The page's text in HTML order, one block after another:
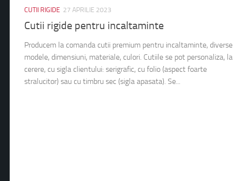
CUTII RIGIDE 27 APRILIE 2023
Cutii rigide pentru incaltaminte
Producem la comanda cutii premium pentru incaltaminte, diverse
modele, dimensiuni, materiale, culori. Cutiile se pot personaliza, la
cerere, cu sigla clientului: serigrafic, cu folio (aspect foarte
stralucitor) sau cu timbru sec (sigla apasata). Se...